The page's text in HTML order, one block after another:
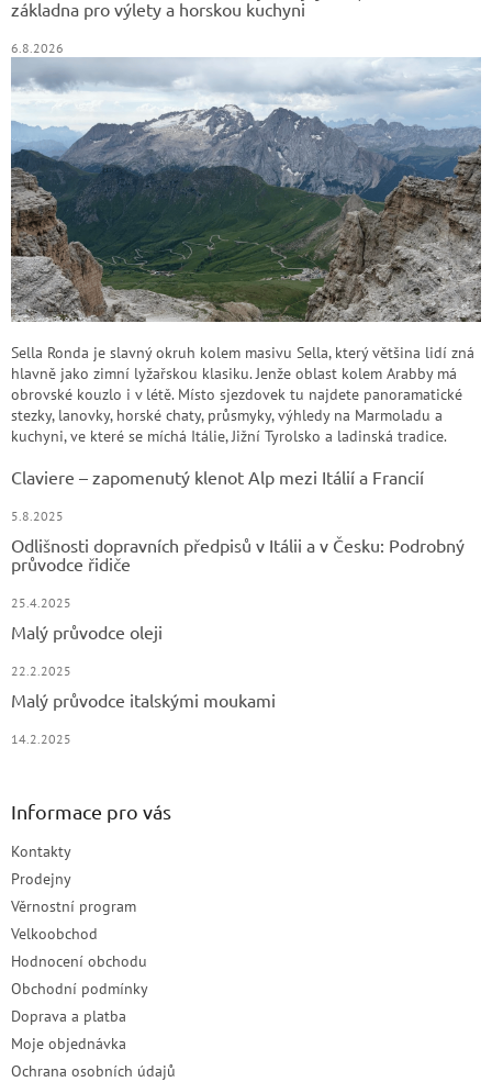
základna pro výlety a horskou kuchyni
6.8.2026
Sella Ronda je slavný okruh kolem masivu Sella, který většina lidí zná
hlavně jako zimní lyžařskou klasiku. Jenže oblast kolem Arabby má
obrovské kouzlo i v létě. Místo sjezdovek tu najdete panoramatické
stezky, lanovky, horské chaty, průsmyky, výhledy na Marmoladu a
kuchyni, ve které se míchá Itálie, Jižní Tyrolsko a ladinská tradice.
Claviere – zapomenutý klenot Alp mezi Itálií a Francií
5.8.2025
Odlišnosti dopravních předpisů v Itálii a v Česku: Podrobný
průvodce řidiče
25.4.2025
Malý průvodce oleji
22.2.2025
Malý průvodce italskými moukami
14.2.2025
Informace pro vás
Kontakty
Prodejny
Věrnostní program
Velkoobchod
Hodnocení obchodu
Obchodní podmínky
Doprava a platba
Moje objednávka
Ochrana osobních údajů